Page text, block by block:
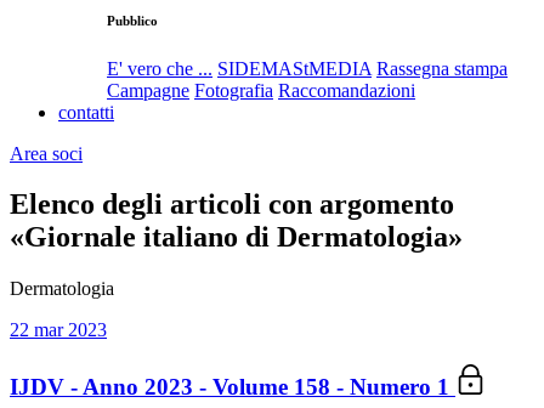
Pubblico
E' vero che ... SIDEMAStMEDIA Rassegna stampa
Campagne Fotografia Raccomandazioni
contatti
Area soci
Elenco degli articoli con argomento
«Giornale italiano di Dermatologia»
Dermatologia
22 mar 2023
IJDV - Anno 2023 - Volume 158 - Numero 1